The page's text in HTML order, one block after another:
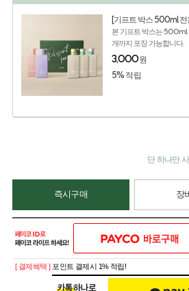
[기프트 박스 500ml
본 기프트 박스는 500ml
개까지 포장 가능합니다.
3,000원
5% 적립
단 하나만
즉시구매 장
[ 결제혜택 ] 포인트 결제시 1% 적립!